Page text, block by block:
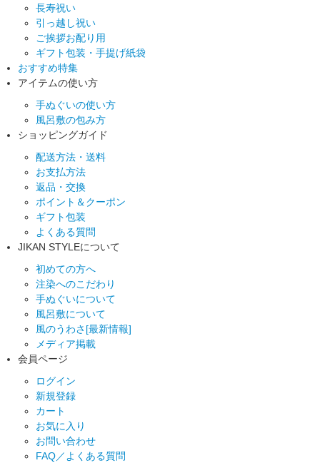
長寿祝い
引っ越し祝い
ご挨拶お配り用
ギフト包装・手提げ紙袋
おすすめ特集
アイテムの使い方
手ぬぐいの使い方
風呂敷の包み方
ショッピングガイド
配送方法・送料
お支払方法
返品・交換
ポイント＆クーポン
ギフト包装
よくある質問
JIKAN STYLEについて
初めての方へ
注染へのこだわり
手ぬぐいについて
風呂敷について
風のうわさ[最新情報]
メディア掲載
会員ページ
ログイン
新規登録
カート
お気に入り
お問い合わせ
FAQ／よくある質問